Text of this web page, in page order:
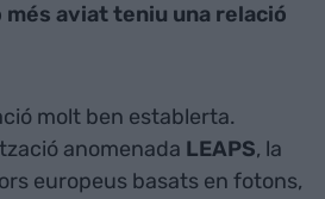
aviat teniu una relació
molt ben establerta.
anomenada LEAPS, la
europeus basats en fotons,